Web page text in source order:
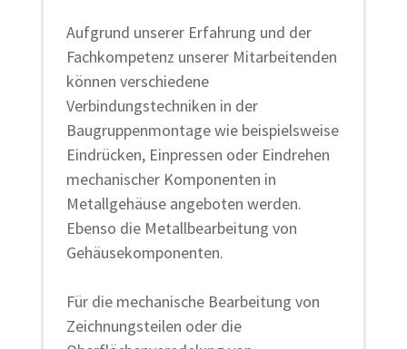
Aufgrund unserer Erfahrung und der
Fachkompetenz unserer Mitarbeitenden
können verschiedene
Verbindungstechniken in der
Baugruppenmontage wie beispielsweise
Eindrücken, Einpressen oder Eindrehen
mechanischer Komponenten in
Metallgehäuse angeboten werden.
Ebenso die Metallbearbeitung von
Gehäusekomponenten.
Für die mechanische Bearbeitung von
Zeichnungsteilen oder die